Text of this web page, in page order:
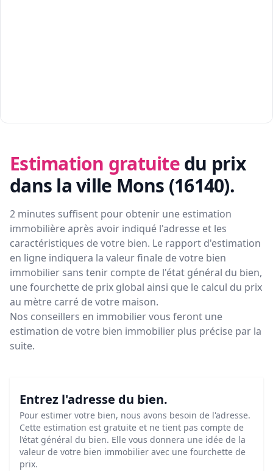
Estimation gratuite du prix
dans la ville Mons (16140).
2 minutes suffisent pour obtenir une estimation
immobilière après avoir indiqué l'adresse et les
caractéristiques de votre bien. Le rapport d'estimation
en ligne indiquera la valeur finale de votre bien
immobilier sans tenir compte de l'état général du bien,
une fourchette de prix global ainsi que le calcul du prix
au mètre carré de votre maison.
Nos conseillers en immobilier vous feront une
estimation de votre bien immobilier plus précise par la
suite.
Entrez l'adresse du bien.
Pour estimer votre bien, nous avons besoin de l'adresse.
Cette estimation est gratuite et ne tient pas compte de
l’état général du bien. Elle vous donnera une idée de la
valeur de votre bien immobilier avec une fourchette de
prix.